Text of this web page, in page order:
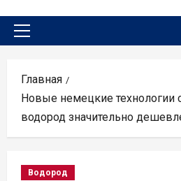
Основное
Главная
Новые немецкие технологии
водород значительно
Водород